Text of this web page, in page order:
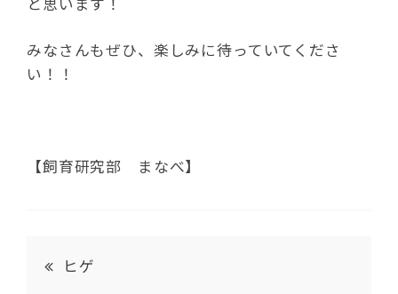
みなさんもぜひ、楽しみに待っていてくださ
い！！
【飼育研究部 まなべ】
ヒゲ